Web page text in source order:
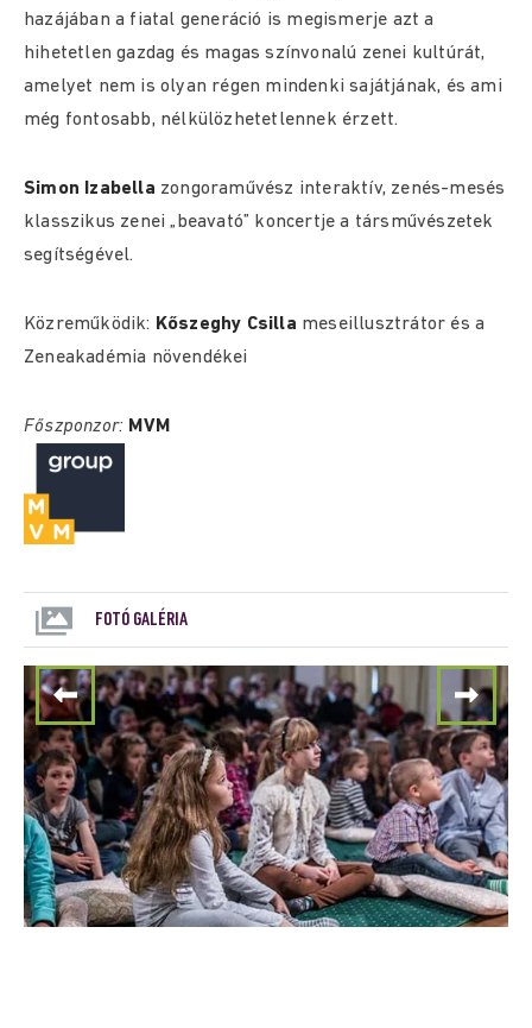
hazájában a fiatal generáció is megismerje azt a
hihetetlen gazdag és magas színvonalú zenei kultúrát,
amelyet nem is olyan régen mindenki sajátjának, és ami
még fontosabb, nélkülözhetetlennek érzett.
Simon Izabella zongoraművész interaktív, zenés-mesés
klasszikus zenei „beavató” koncertje a társművészetek
segítségével.
Közreműködik: Kőszeghy Csilla meseillusztrátor és a
Zeneakadémia növendékei
Főszponzor: MVM
FOTÓ GALÉRIA